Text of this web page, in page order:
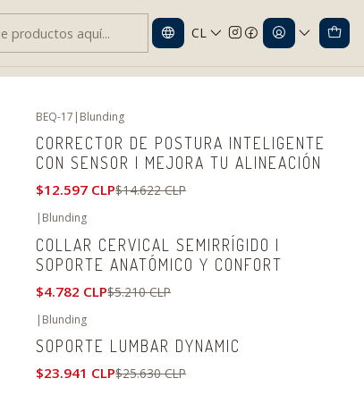
CL
BEQ-17 | Blunding
CORRECTOR DE POSTURA INTELIGENTE
CON SENSOR | MEJORA TU ALINEACIÓN
$12.597 CLP$14.622 CLP
| Blunding
COLLAR CERVICAL SEMIRRÍGIDO |
SOPORTE ANATÓMICO Y CONFORT
$4.782 CLP$5.210 CLP
| Blunding
SOPORTE LUMBAR DYNAMIC
$23.941 CLP$25.630 CLP